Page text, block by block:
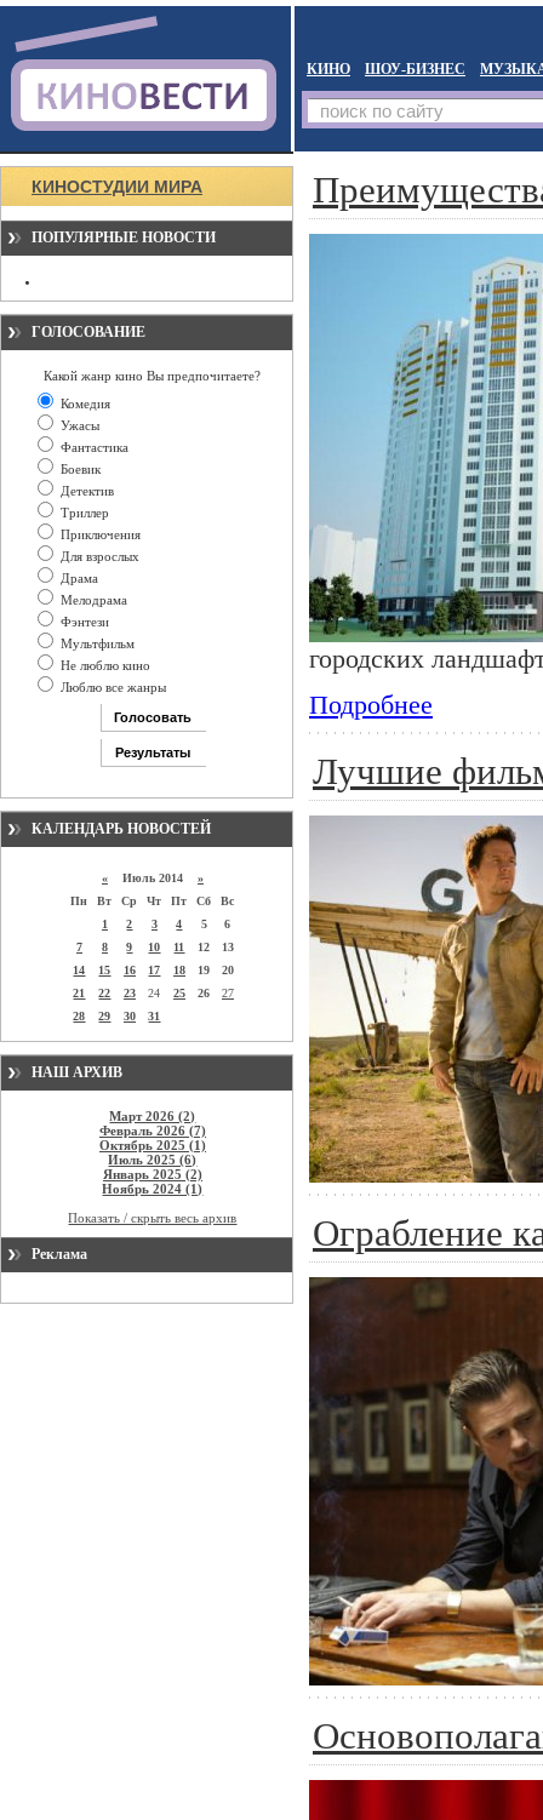
КИНО ШОУ-БИЗНЕС
КИНОСТУДИИ МИРА
ПОПУЛЯРНЫЕ НОВОСТИ
ГОЛОСОВАНИЕ
Какой жанр кино Вы предпочитаете?
Комедия
Ужасы
Фантастика
Боевик
Детектив
Триллер
Приключения
Для взрослых
Драма
Мелодрама
Фэнтези
Мультфильм
Не люблю кино
Люблю все жанры
КАЛЕНДАРЬ НОВОСТЕЙ
« Июль 2014 »
Пн
Вт Ср Чт Пт Сб
Вс
1
2 3 4 5
6
7
8 9 10 11 12
13
14
15 16 17 18 19
20
21
22 23 24 25 26
27
28
29 30 31
НАШ АРХИВ
Март 2026 (2)
Февраль 2026 (7)
Октябрь 2025 (1)
Июль 2025 (6)
Январь 2025 (2)
Ноябрь 2024 (1)
Показать / скрыть весь архив
Реклама
городских
Подробнее
Лучшие
Ограбление